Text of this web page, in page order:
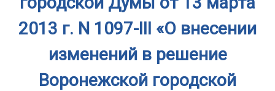
2013 г. N 1097-III «О внесении
изменений в решение
Воронежской городской